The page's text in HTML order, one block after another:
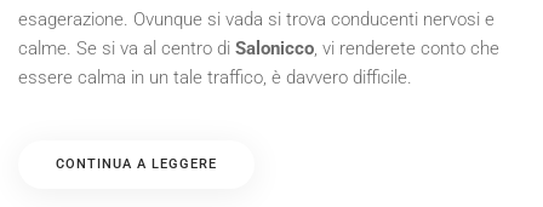
esagerazione. Ovunque si vada si trova conducenti nervosi e
calme. Se si va al centro di Salonicco, vi renderete conto che
essere calma in un tale traffico, è davvero difficile.
CONTINUA A LEGGERE